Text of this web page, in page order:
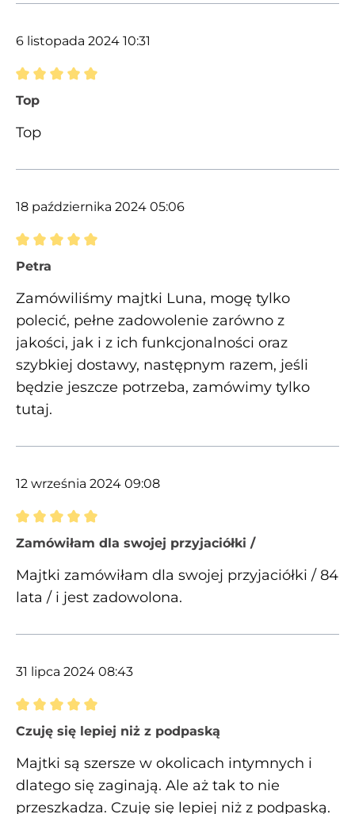
6 listopada 2024 10:31
Recenzja z oceną 5 spośród 5 gwiazdek
Top
Top
18 października 2024 05:06
Recenzja z oceną 5 spośród 5 gwiazdek
Petra
Zamówiliśmy majtki Luna, mogę tylko
polecić, pełne zadowolenie zarówno z
jakości, jak i z ich funkcjonalności oraz
szybkiej dostawy, następnym razem, jeśli
będzie jeszcze potrzeba, zamówimy tylko
tutaj.
12 września 2024 09:08
Recenzja z oceną 5 spośród 5 gwiazdek
Zamówiłam dla swojej przyjaciółki /
Majtki zamówiłam dla swojej przyjaciółki / 84
lata / i jest zadowolona.
31 lipca 2024 08:43
Recenzja z oceną 5 spośród 5 gwiazdek
Czuję się lepiej niż z podpaską
Majtki są szersze w okolicach intymnych i
dlatego się zaginają. Ale aż tak to nie
przeszkadza. Czuję się lepiej niż z podpaską.